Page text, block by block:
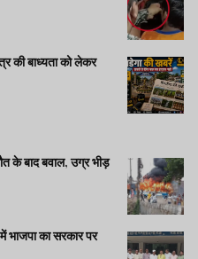
की बाध्यता को लेकर
का सरकार पर